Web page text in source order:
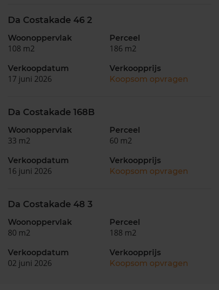
Da Costakade 46 2
Woonoppervlak
108 m2
Perceel
186 m2
Verkoopdatum
17 juni 2026
Verkoopprijs
Koopsom opvragen
Da Costakade 168B
Woonoppervlak
33 m2
Perceel
60 m2
Verkoopdatum
16 juni 2026
Verkoopprijs
Koopsom opvragen
Da Costakade 48 3
Woonoppervlak
80 m2
Perceel
188 m2
Verkoopdatum
02 juni 2026
Verkoopprijs
Koopsom opvragen